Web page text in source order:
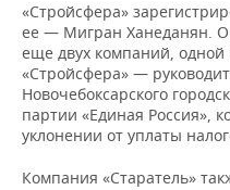
«Стройсфера»
ее — Мигран Ханеданян.
еще двух компаний,
«Стройсфера» —
Новочебоксарского
партии «Единая Россия»,
уклонении от уплаты
Компания «Старатель»